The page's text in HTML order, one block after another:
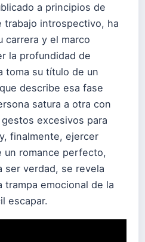
a principios de
trabajo introspectivo, ha
carrera y el marco
la profundidad de
toma su título de un
describe esa fase
satura a otra con
excesivos para
finalmente, ejercer
un romance perfecto,
ser verdad, se revela
trampa emocional de la
escapar.